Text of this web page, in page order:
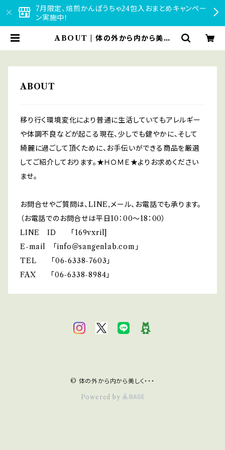
7月限定、焙煎かんぽうちゃ24包入おまとめキャンペー
ン実施中！
ABOUT | 体の外から内から美し
ABOUT
移り行く環境変化により普通に生活していてもアレルギー
や体調不良などが起こる現在、少しでも健やかに、そして
綺麗に過ごして頂くために、お手伝いができる商品を厳選
してご紹介しております。★ＨＯＭＥ★よりお求めください
ませ。
お問合せやご質問は、LINE,メール、お電話でも承ります。
（お電話でのお問合せは平日10：00～18：00）
LINE ID 「169vxril]
E-mail 「info＠sangenlab.com」
TEL 「06-6338-7603」
FAX 「06-6338-8984」
© 体の外から内から美しく・・・
Powered by